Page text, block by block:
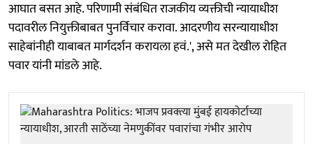
आघात बसत आहे. परिणामी संबंधित राजकीय व्यक्तीची न्यायाधीश
पदावरील नियुक्तीबाबत पुनर्विचार करावा. आदरणीय सरन्यायाधीश
साहेबांनीही याबाबत मार्गदर्शन करायला हवं.', असे मत देखील रोहित
पवार यांनी मांडले आहे.